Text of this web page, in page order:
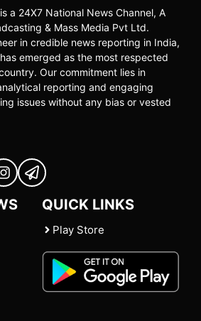
a 24X7 National News Channel, A
& Mass Media Pvt Ltd.
in credible news reporting in India,
emerged as the most respected
Our commitment lies in
reporting and engaging
issues without any bias or vested
QUICK LINKS
Play Store